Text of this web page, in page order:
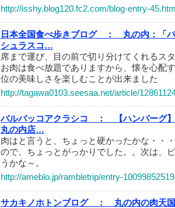
http://isshy.blog120.fc2.com/blog-entry-
日本全国食べ歩きブログ ：
丸の内：「
シュラスコ…
席まで運び、目の前で切り分けてくれるス
お肉は食べ放題でありますから、懐を心配
位の美味しさを楽しむことが出来ました
http://tagawa0103.seesaa.net/article/
バルバッコアクラシコ ：
【ハンバーグ
丸の内店…
肉はと言うと、ちょっと硬かったかな・・
ので、ちょっとがっかりでした。。次は、
うかな～。
http://ameblo.jp/rambletrip/entry-
サカキノホトンブログ ：
丸の内の肉天国